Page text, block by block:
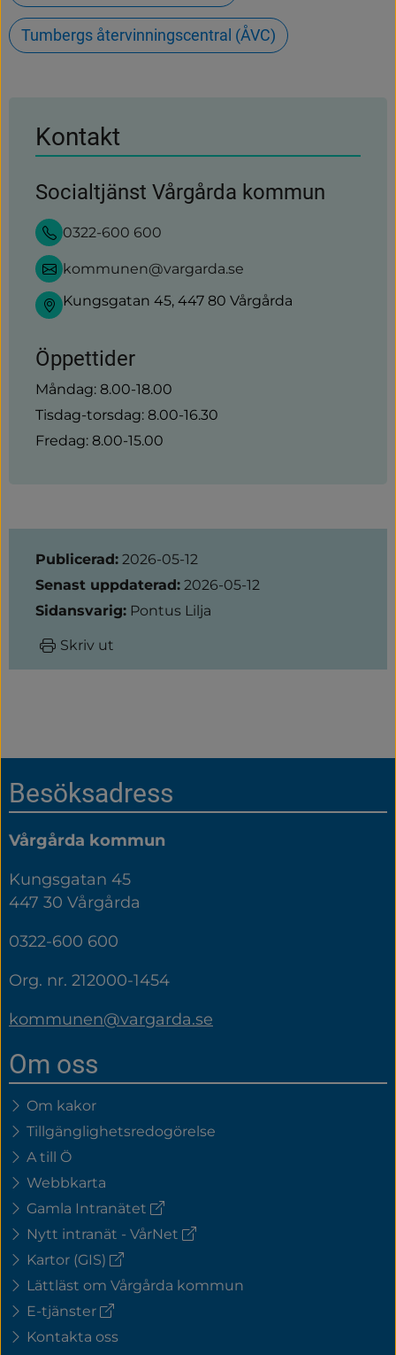
Tumbergs återvinningscentral (ÅVC)
Kontakt
Socialtjänst Vårgårda kommun
0322-600 600
kommunen@vargarda.se
Kungsgatan 45, 447 80 Vårgårda
Öppettider
Måndag: 8.00-18.00
Tisdag-torsdag: 8.00-16.30
Fredag: 8.00-15.00
Sidinformation
Publicerad: 2026-05-12
Senast uppdaterad: 2026-05-12
Sidansvarig: Pontus Lilja
Skriv ut
Sidfot
Besöksadress
Vårgårda kommun
Kungsgatan 45
447 30 Vårgårda
0322-600 600
Org. nr. 212000-1454
kommunen@vargarda.se
Om oss
Om kakor
Tillgänglighetsredogörelse
A till Ö
Webbkarta
Gamla Intranätet (extern
länk)
Nytt intranät - VårNet (extern
Kartor (GIS) (extern
länk)
Lättläst om Vårgårda kommun
E-tjänster (extern
Kontakta oss